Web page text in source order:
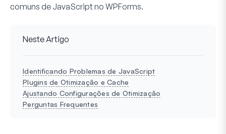
comuns de JavaScript no WPForms.
Neste Artigo
Identificando Problemas de JavaScript
Plugins de Otimização e Cache
Ajustando Configurações de Otimização
Perguntas Frequentes